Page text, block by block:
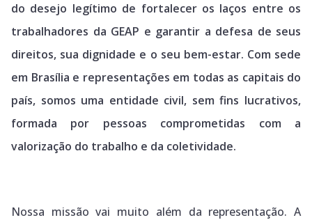
Contato
do desejo legítimo de fortalecer os laços entre os
trabalhadores da GEAP e garantir a defesa de seus
direitos, sua dignidade e o seu bem-estar. Com sede
em Brasília e representações em todas as capitais do
país, somos uma entidade civil, sem fins lucrativos,
formada por pessoas comprometidas com a
valorização do trabalho e da coletividade.
Nossa missão vai muito além da representação. A